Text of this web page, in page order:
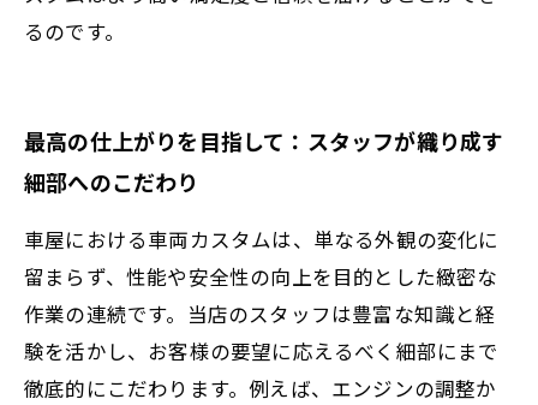
るのです。
最高の仕上がりを目指して：スタッフが織り成す
細部へのこだわり
車屋における車両カスタムは、単なる外観の変化に
留まらず、性能や安全性の向上を目的とした緻密な
作業の連続です。当店のスタッフは豊富な知識と経
験を活かし、お客様の要望に応えるべく細部にまで
徹底的にこだわります。例えば、エンジンの調整か